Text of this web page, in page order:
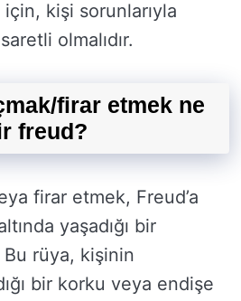
kişi sorunlarıyla
olmalıdır.
firar etmek ne
freud?
firar etmek, Freud’a
yaşadığı bir
Bu rüya, kişinin
bir korku veya endişe